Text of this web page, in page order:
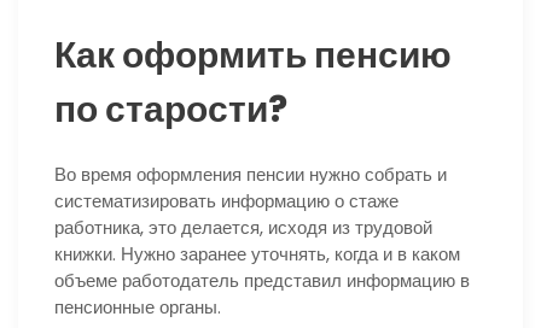
Как оформить пенсию
по старости?
Во время оформления пенсии нужно собрать и
систематизировать информацию о стаже
работника, это делается, исходя из трудовой
книжки. Нужно заранее уточнять, когда и в каком
объеме работодатель представил информацию в
пенсионные органы.